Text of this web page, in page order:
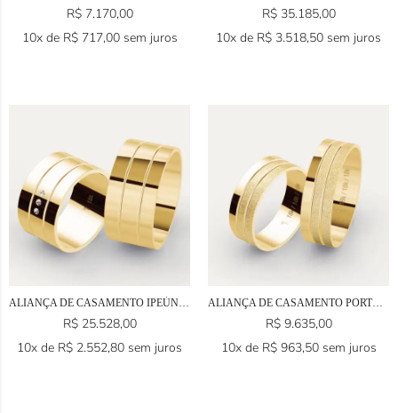
R$7.170,00
10x de R$717,00 sem juros
R$35.185,00
10x de R$ 3.518,50 sem juros
ALIANÇA DE CASAMENTO IPEÚNA EM OURO 18K
R$25.528,00
10x de R$ 2.552,80 sem juros
ALIANÇA DE CASAMENTO PORTO ALEGRE EM OURO 18K
R$9.635,00
10x de R$963,50 sem juros